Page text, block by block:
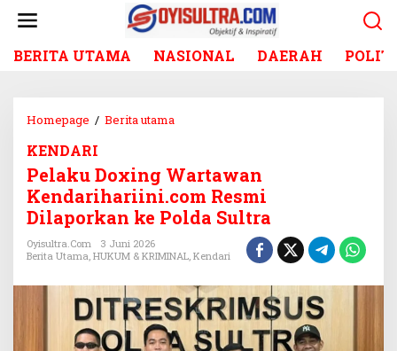
BERITA UTAMA NASIONAL DAERAH
Homepage / Berita utama
a
k
u
D
x
n
g
W
KENDARI
Pelaku Doxing Wartawan
Kendarihariini.com Resmi
Dilaporkan ke Polda Sultra
Oyisultra.com
3 Juni 2026
Berita Utama, HUKUM & KRIMINAL, Kendari